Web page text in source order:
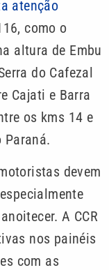
atenção
como o
altura de Embu
do Cafezal
Cajati e Barra
os kms 14 e
Paraná.
devem
A CCR
nos painéis
com as